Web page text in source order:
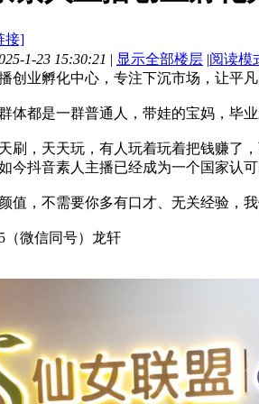
接]
1-23 15:30:21 | 显示全部楼层 |阅读模
创业孵化中心，专注下沉市场，让平
体都是一群普通人，带娃的宝妈，毕
刷，天天玩，有人玩着玩着把钱赚了
今抖音素人主播已经成为一个国家认
值，不需要你多有口才、无关经验，
（微信同号）龙轩